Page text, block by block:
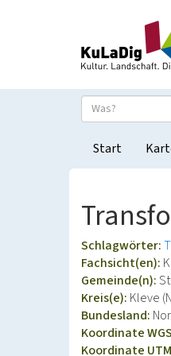
Start
Schlagwörter:
Fachsicht(en):
Gemeinde(n):
Kreis(e): Kleve
Bundesland:
Koordinate
Koordinate UTM